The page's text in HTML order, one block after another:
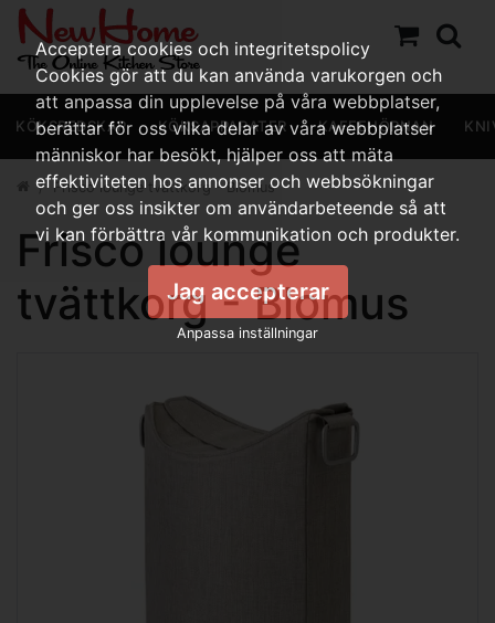
KÖKSREDSKAP KÖKSAPPARATER KAFFEHÖRNAN
Frisco lounge tvättkorg - Blomus
Frisco lounge
tvättkorg - Blomus
Acceptera cookies och integritetspolicy
Cookies gör att du kan använda varukorgen och
att anpassa din upplevelse på våra webbplatser,
berättar för oss vilka delar av våra webbplatser
människor har besökt, hjälper oss att mäta
effektiviteten hos annonser och webbsökningar
och ger oss insikter om användarbeteende så att
vi kan förbättra vår kommunikation och produkter.
Jag accepterar
Anpassa inställningar